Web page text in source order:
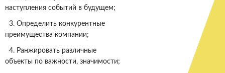
наступления событий в будущем;
3. Определить конкурентные
преимущества компании;
4. Ранжировать различные
объекты по важности, значимости;